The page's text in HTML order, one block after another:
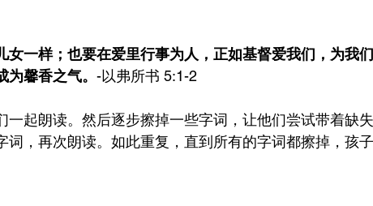
女一样；也要在爱里行事为人，正如基督爱我们，为我
馨香之气。 -以弗所书 5:1-2
一起朗读。然后逐步擦掉一些字词，让他们尝试带着缺
词，再次朗读。如此重复，直到所有的字词都擦掉，孩